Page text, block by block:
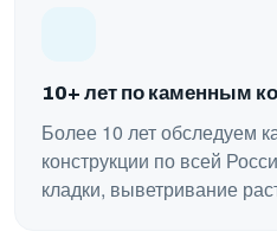
10+ лет по каменным
Более 10 лет обследуем
конструкции по всей
кладки, выветривание